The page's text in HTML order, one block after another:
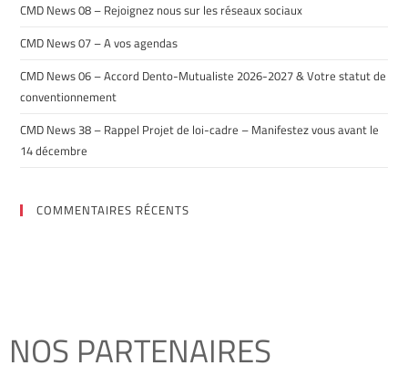
CMD News 08 – Rejoignez nous sur les réseaux sociaux
CMD News 07 – A vos agendas
CMD News 06 – Accord Dento-Mutualiste 2026-2027 & Votre statut de
conventionnement
CMD News 38 – Rappel Projet de loi-cadre – Manifestez vous avant le
14 décembre
COMMENTAIRES RÉCENTS
NOS PARTENAIRES